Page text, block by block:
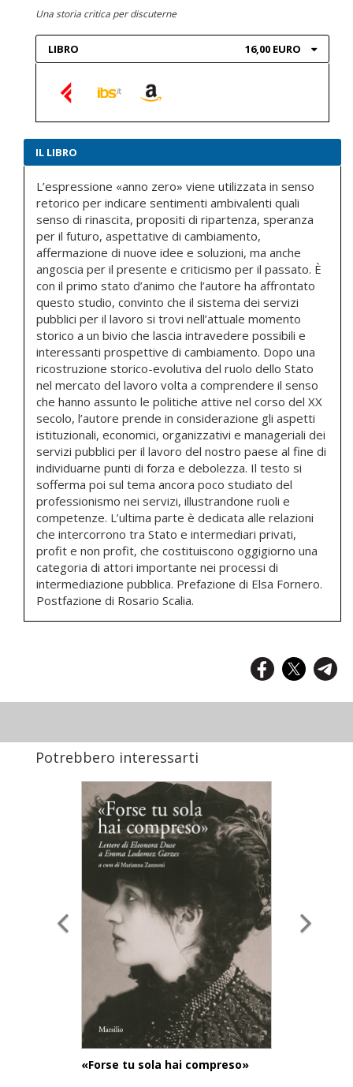
Una storia critica per discuterne
LIBRO 16,00 EURO
IL LIBRO
L’espressione «anno zero» viene utilizzata in senso
retorico per indicare sentimenti ambivalenti quali
senso di rinascita, propositi di ripartenza, speranza
per il futuro, aspettative di cambiamento,
affermazione di nuove idee e soluzioni, ma anche
angoscia per il presente e criticismo per il passato. È
con il primo stato d’animo che l’autore ha affrontato
questo studio, convinto che il sistema dei servizi
pubblici per il lavoro si trovi nell’attuale momento
storico a un bivio che lascia intravedere possibili e
interessanti prospettive di cambiamento. Dopo una
ricostruzione storico-evolutiva del ruolo dello Stato
nel mercato del lavoro volta a comprendere il senso
che hanno assunto le politiche attive nel corso del XX
secolo, l’autore prende in considerazione gli aspetti
istituzionali, economici, organizzativi e manageriali dei
servizi pubblici per il lavoro del nostro paese al fine di
individuarne punti di forza e debolezza. Il testo si
sofferma poi sul tema ancora poco studiato del
professionismo nei servizi, illustrandone ruoli e
competenze. L’ultima parte è dedicata alle relazioni
che intercorrono tra Stato e intermediari privati,
profit e non profit, che costituiscono oggigiorno una
categoria di attori importante nei processi di
intermediazione pubblica. Prefazione di Elsa Fornero.
Postfazione di Rosario Scalia.
Potrebbero interessarti
«Forse tu sola hai compreso»